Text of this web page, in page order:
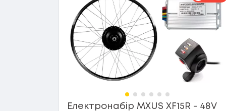
Електронабір MXUS XF15R - 48V